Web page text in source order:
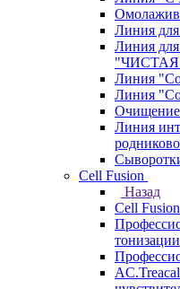
Линия
Линия
Линия
Линия
Очищение
Линия
Cell Fusion
Назад
Cell Fusion
тонизации